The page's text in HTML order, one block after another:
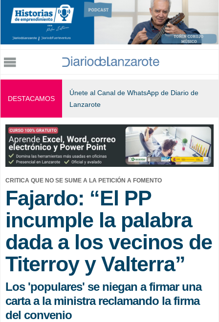
Jump to navigation
DESTACAMOS
Únete al Canal de WhatsApp de Diario de
Lanzarote
CRITICA QUE NO SE SUME A LA PETICIÓN A FOMENTO
Fajardo: “El PP
incumple la palabra
dada a los vecinos de
Titerroy y Valterra”
Los 'populares' se niegan a firmar una
carta a la ministra reclamando la firma
del convenio